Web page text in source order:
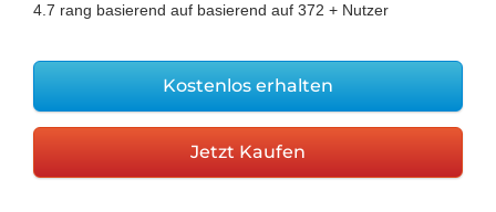
4.7 rang basierend auf basierend auf 372 + Nutzer
Kostenlos erhalten
Jetzt Kaufen